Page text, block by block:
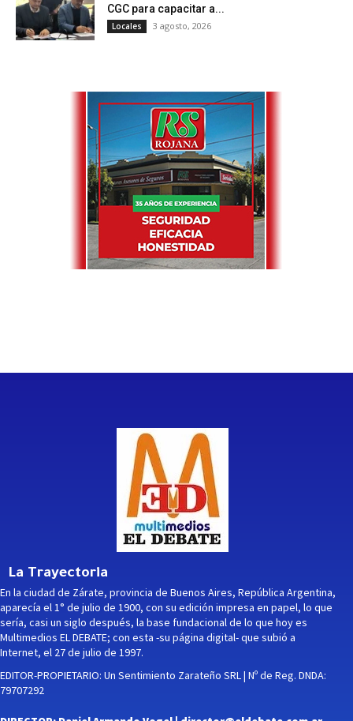
CGC para capacitar a...
Locales 3 agosto, 2026
La Trayectoria
En la ciudad de Zárate, provincia de Buenos Aires, República Argentina,
aparecía el 1° de julio de 1900, con su edición impresa en papel, lo que
sería, casi un siglo después, la base fundacional de lo que hoy es
Multimedios EL DEBATE; con esta -su página digital- que subió a
Internet, el 27 de julio de 1997.
EDITOR-PROPIETARIO: Un Sentimiento Zarateño SRL | Nº de Reg. DNDA:
79707292